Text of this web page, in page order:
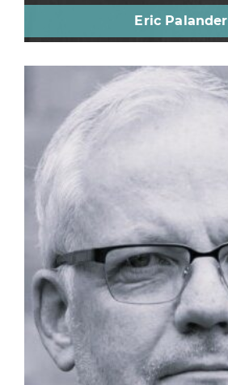
Eric Palander